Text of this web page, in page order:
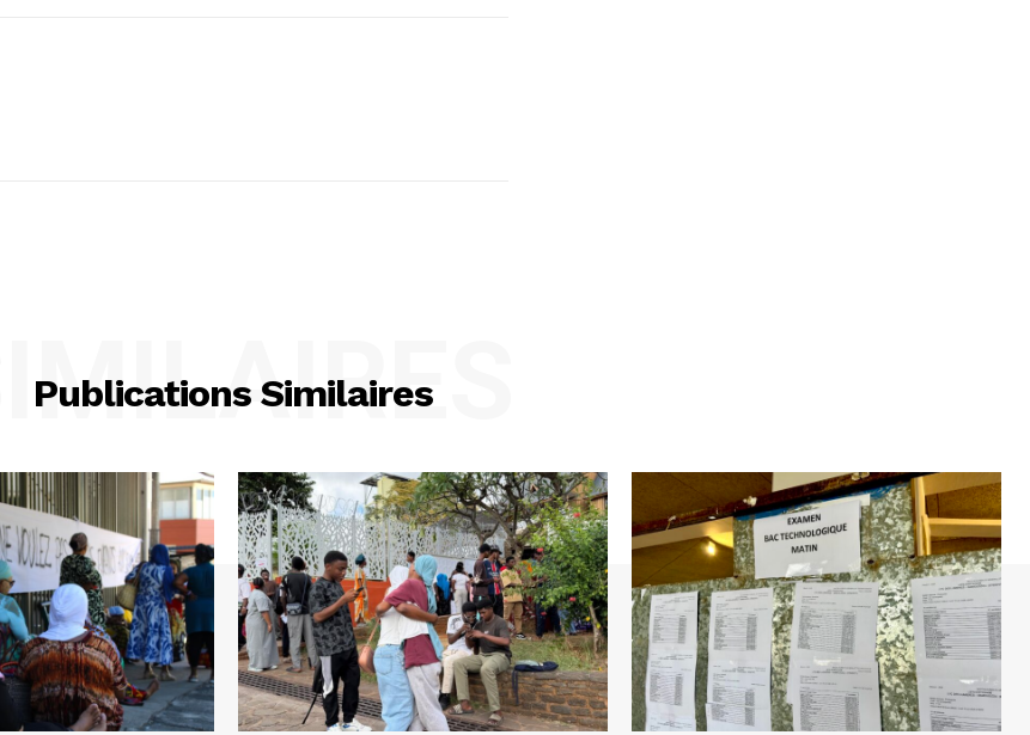
Publications Similaires
SIMILAIRES